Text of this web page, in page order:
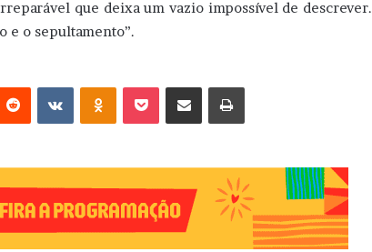
que deixa um vazio impossível de descrever.
e o sepultamento”.
VK OK